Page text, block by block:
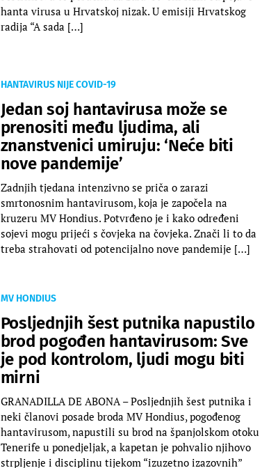
hanta virusa u Hrvatskoj nizak. U emisiji Hrvatskog
radija “A sada […]
HANTAVIRUS NIJE COVID-19
Jedan soj hantavirusa može se
prenositi među ljudima, ali
znanstvenici umiruju: ‘Neće biti
nove pandemije’
Zadnjih tjedana intenzivno se priča o zarazi
smrtonosnim hantavirusom, koja je započela na
kruzeru MV Hondius. Potvrđeno je i kako određeni
sojevi mogu prijeći s čovjeka na čovjeka. Znači li to da
treba strahovati od potencijalno nove pandemije […]
MV HONDIUS
Posljednjih šest putnika napustilo
brod pogođen hantavirusom: Sve
je pod kontrolom, ljudi mogu biti
mirni
GRANADILLA DE ABONA – Posljednjih šest putnika i
neki članovi posade broda MV Hondius, pogođenog
hantavirusom, napustili su brod na španjolskom otoku
Tenerife u ponedjeljak, a kapetan je pohvalio njihovo
strpljenje i disciplinu tijekom “izuzetno izazovnih”